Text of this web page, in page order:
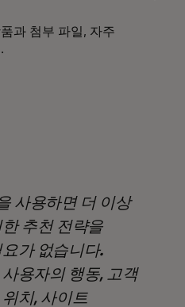
과 첨부 파일, 자주
사용하면 더 이상
추천 전략을
가 없습니다.
용자의 행동, 고객
치, 사이트